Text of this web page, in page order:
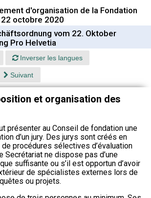
d'organisation de la Fondation
22 octobre 2020
vom 22. Oktober
Pro Helvetia
Inverser les langues
Suivant
et organisation des
présenter au Conseil de fondation une
d’un jury. Des jurys sont créés en
procédures sélectives d’évaluation
Secrétariat ne dispose pas d’une
suffisante ou s’il est opportun d’avoir
de spécialistes externes lors de
ou projets.